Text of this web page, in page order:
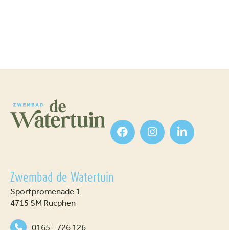
Zwembad de Watertuin
Sportpromenade 1
4715 SM Rucphen
0165 - 726 126